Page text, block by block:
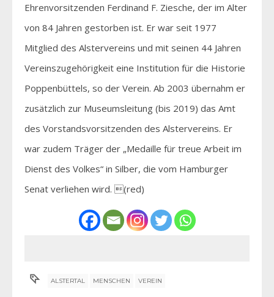
Ehrenvorsitzenden Ferdinand F. Ziesche, der im Alter
von 84 Jahren gestorben ist. Er war seit 1977
Mitglied des Alstervereins und mit seinen 44 Jahren
Vereinszugehörigkeit eine Institution für die Historie
Poppenbüttels, so der Verein. Ab 2003 übernahm er
zusätzlich zur Museumsleitung (bis 2019) das Amt
des Vorstandsvorsitzenden des Alstervereins. Er
war zudem Träger der „Medaille für treue Arbeit im
Dienst des Volkes“ in Silber, die vom Hamburger
Senat verliehen wird. (red)
ALSTERTAL MENSCHEN VEREIN